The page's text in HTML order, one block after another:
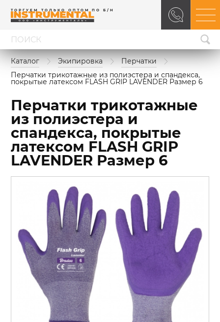
ТОРГУЕМ ТОЛЬКО ОПТОМ ПО Б/Н
Каталог Экипировка
Перчатки
Перчатки трикотажные из полиэстера и спандекса,
покрытые латексом FLASH GRIP LAVENDER Размер 6
Перчатки трикотажные
из полиэстера и
спандекса, покрытые
латексом FLASH GRIP
LAVENDER Размер 6